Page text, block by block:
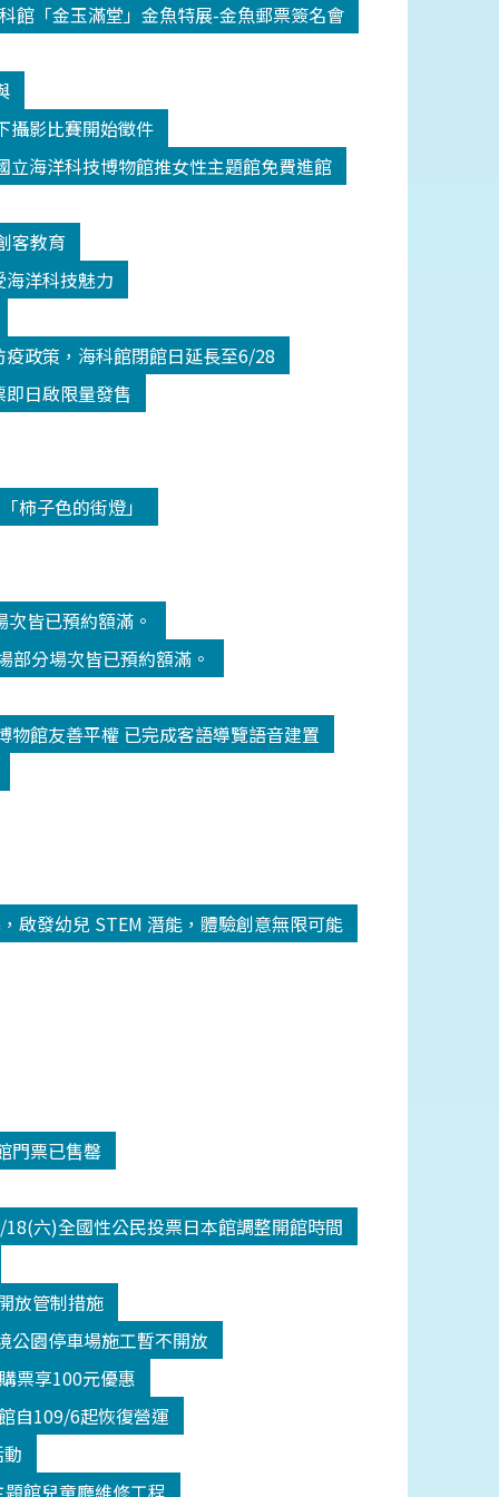
科館「金玉滿堂」金魚特展-金魚郵票簽名會
攝影比賽開始徵件
立海洋科技博物館推女性主題館免費進館
客教育
海洋科技魅力
疫政策，海科館閉館日延長至6/28
日啟限量發售
柿子色的街燈」
皆已預約額滿。
部分場次皆已預約額滿。
物館友善平權 已完成客語導覽語音建置
啟發幼兒 STEM 潛能，體驗創意無限可能
門票已售罄
18(六)全國性公民投票日本館調整開館時間
放管制措施
公園停車場施工暫不開放
票享100元優惠
自109/6起恢復營運
館兒童廳維修工程